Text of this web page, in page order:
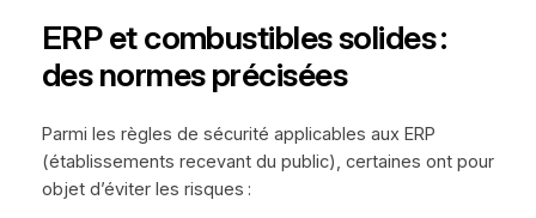
ERP et combustibles solides :
des normes précisées
Parmi les règles de sécurité applicables aux ERP
(établissements recevant du public), certaines ont pour
objet d’éviter les risques :